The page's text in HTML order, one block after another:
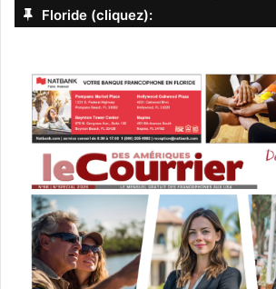
Floride (cliquez):